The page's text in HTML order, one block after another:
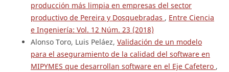
producción más limpia en empresas del sector
productivo de Pereira y Dosquebradas , Entre Ciencia
e Ingeniería: Vol. 12 Núm. 23 (2018)
Alonso Toro, Luis Peláez, Validación de un modelo
para el aseguramiento de la calidad del software en
MIPYMES que desarrollan software en el Eje Cafetero ,